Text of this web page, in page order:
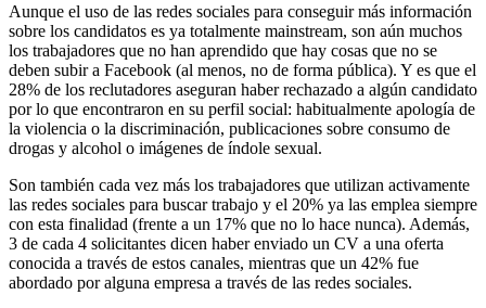
Aunque el uso de las redes sociales para conseguir más información
sobre los candidatos es ya totalmente mainstream, son aún muchos
los trabajadores que no han aprendido que hay cosas que no se
deben subir a Facebook (al menos, no de forma pública). Y es que el
28% de los reclutadores aseguran haber rechazado a algún candidato
por lo que encontraron en su perfil social: habitualmente apología de
la violencia o la discriminación, publicaciones sobre consumo de
drogas y alcohol o imágenes de índole sexual.
Son también cada vez más los trabajadores que utilizan activamente
las redes sociales para buscar trabajo y el 20% ya las emplea siempre
con esta finalidad (frente a un 17% que no lo hace nunca). Además,
3 de cada 4 solicitantes dicen haber enviado un CV a una oferta
conocida a través de estos canales, mientras que un 42% fue
abordado por alguna empresa a través de las redes sociales.